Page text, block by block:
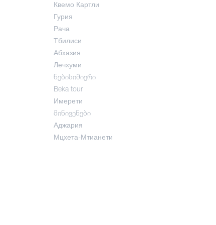
Квемо Картли
Гурия
Рача
Тбилиси
Абхазия
Лечхуми
ნებისიმიერი
Beka tour
Имерети
მინივენები
Аджария
Мцхета-Мтианети